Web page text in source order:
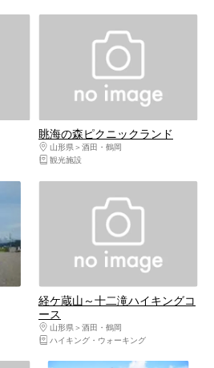
眺海の森ピクニックランド
山形県
酒田・鶴岡
観光施設
経ケ蔵山～十二滝ハイキングコ
ース
山形県
酒田・鶴岡
ハイキング・ウォーキング